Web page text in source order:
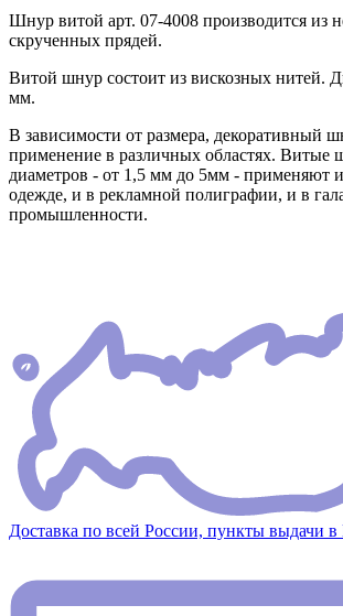
Шнур витой арт. 07-4008 производится из
скрученных прядей.
Витой шнур состоит из вискозных нитей.
мм.
В зависимости от размера, декоративный
применение в различных областях. Витые
диаметров - от 1,5 мм до 5мм - применяют
одежде, и в рекламной полиграфии, и в
промышленности.
Доставка по всей России, пункты выдачи